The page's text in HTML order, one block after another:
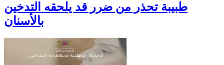
طبيبة تحذر من ضرر قد يلحقه التدخين
بالأسنان